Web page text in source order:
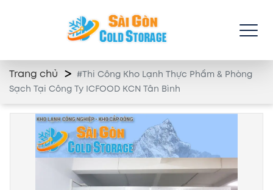
Trang chủ
#Thi Công Kho Lạnh Thực Phẩm & Phòng
Sạch Tại Công Ty ICFOOD KCN Tân Bình